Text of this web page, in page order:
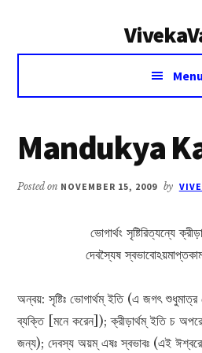
Voice
Vivekananda
Menu
Mandukya
Posted on NOVEMBER 15, 2009 by
ভোগাৰ্থং সৃষ্টিরিত্যন্যে
দেবস্যৈষ
অন্বয়: সৃষ্টিঃ ভোগার্থম্‌ ইতি (এ জগৎ
ব্যক্তি [মনে করেন]); ক্রীড়ার্থম্‌ ইতি চ
জন্য); দেবস্য অয়ম্ এষঃ স্বভাবঃ (এই